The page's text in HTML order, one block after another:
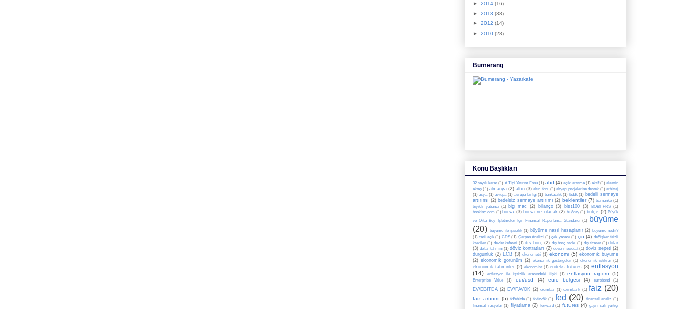
► 2014 (16)
► 2013 (38)
► 2012 (14)
► 2010 (28)
Bumerang
Konu Başlıkları
32 sayılı karar (1) A Tipi Yatırım Fonu (1) abd (4) açık artırma (1) aktif (1) alaattin
aktaş (1) almanya (2) altın (3) altın fonu (1) altyapı projelerine destek (1) arbitraj
(1) asya (1) avrupa (1) avrupa birliği (1) bankacılık (1) bddk (1) bedelli sermaye
artırımı (2) bedelsiz sermaye artırımı (2) beklentiler (7) bernanke (1)
bıyıklı yabancı (1) big mac (2) bilanço (3) bist100 (3) BOBİ FRS (1)
booking.com (1) borsa (3) borsa ne olacak (2) buğday (1) bütçe (2) Büyük
ve Orta Boy İşletmeler İçin Finansal Raporlama Standardı (1)
büyüme
(20)
büyüme ile işsizlik (1) büyüme nasıl hesaplanır (2) büyüme nedir?
(1) cari açık (1) CDS (1) Çarpan Analizi (1) çek yasası (1) çin (4) değişken faizli
krediler (1) devlet kefateti (1) dış borç (2) dış borç stoku (1) dış ticaret (1) dolar
(3) dolar tahmini (1) döviz kontratları (2) döviz mevduat (1) döviz sepeti (2)
durgunluk (2) ECB (3) ekonometri (1) ekonomi (5) ekonomik büyüme
(2) ekonomik görünüm (2) ekonomik göstergeler (1) ekonomik istikrar (1)
ekonomik tahminler (2) ekonomist (1) endeks futures (3) enflasyon
(14)
enflasyon ile işsizlik arasındaki ilişki (1) enflasyon raporu (5)
Enterprise Value (1) eur/usd (4) euro bölgesi (4) eurobond (1)
EV/EBITDA (2) EV/FAVÖK (2) eximban (1) eximbank (1) faiz (20)
faiz artırımı (5) fd/ebitda (1) fd/favök (1) fed (20) finansal analiz (1)
finansal rasyolar (1) fiyatlama (2) forward (1) futures (4) gayri safi yurtiçi